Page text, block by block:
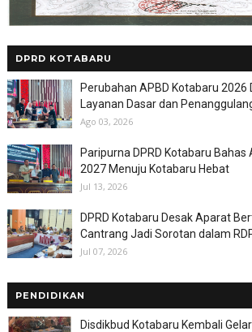
DPRD KOTABARU
Perubahan APBD Kotabaru 2026
Layanan Dasar dan
Ago 03, 2026
Paripurna DPRD Kotabaru
2027 Menuju Kotabaru Hebat
Jul 13, 2026
DPRD Kotabaru Desak Aparat
Cantrang Jadi Sorotan dalam
Jul 07, 2026
PENDIDIKAN
Disdikbud Kotabaru Kembali